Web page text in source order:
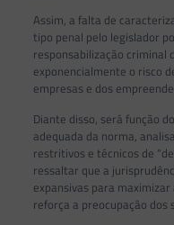
Assim, a falta de
tipo penal pelo legislador
responsabilização
exponencialmente o risco
empresas e dos
Diante disso, será função
adequada da norma,
restritivos e técnicos de
ressaltar que a
expansivas para
reforça a preocupação